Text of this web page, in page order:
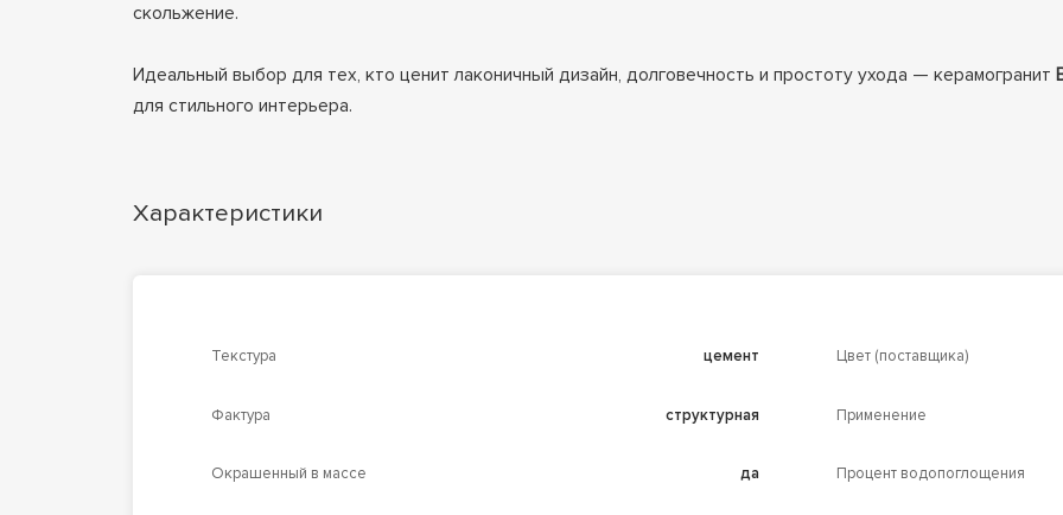
скольжение.
Идеальный выбор для тех, кто ценит лаконичный дизайн, долговечность и простоту ухода — керамогранит
для стильного интерьера.
Характеристики
Текстура цемент Цвет (поставщика)
Фактура структурная Применение
Окрашенный в массе да Процент водопоглощения